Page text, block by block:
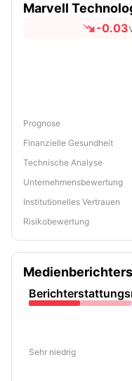
Marvell
-0.03
Prognose
Finanzielle Gesundheit
Technische Analyse
Unternehmensbewertung
Institutionelles Vertrauen
Risikobewertung
Sehr niedrig